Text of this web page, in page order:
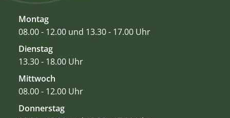
Montag
08.00 - 12.00 und 13.30 - 17.00 Uhr
Dienstag
13.30 - 18.00 Uhr
Mittwoch
08.00 - 12.00 Uhr
Donnerstag